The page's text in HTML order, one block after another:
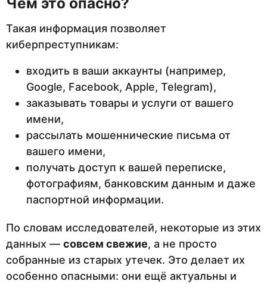
Такая информация позволяет
киберпреступникам:
входить в ваши аккаунты (например,
Google, Facebook, Apple, Telegram),
заказывать товары и услуги от вашего
имени,
рассылать мошеннические письма от
вашего имени,
получать доступ к вашей переписке,
фотографиям, банковским данным и даже
паспортной информации.
По словам исследователей, некоторые из этих
данных — совсем свежие, а не просто
собранные из старых утечек. Это делает их
особенно опасными: они ещё актуальны и